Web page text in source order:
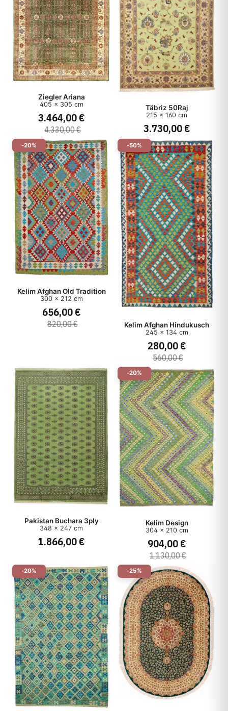
Ziegler Ariana
405 x 305 cm
3.464,00 €
4.330,00 €
Täbriz 50Raj
215 x 160 cm
3.730,00 €
-20%
Kelim Afghan Old Tradition
300 x 212 cm
656,00 €
820,00 €
-50%
Kelim Afghan Hindukusch
245 x 134 cm
280,00 €
560,00 €
Pakistan Buchara 3ply
348 x 247 cm
1.866,00 €
-20%
Kelim Design
304 x 210 cm
904,00 €
1.130,00 €
-20% -25%